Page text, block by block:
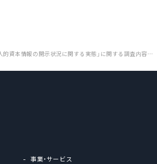
AdverTimesにて、弊社が実施した「人的資本情報の開示状況に関する実態」に関する調査内容が掲載されました。
事業・サービス